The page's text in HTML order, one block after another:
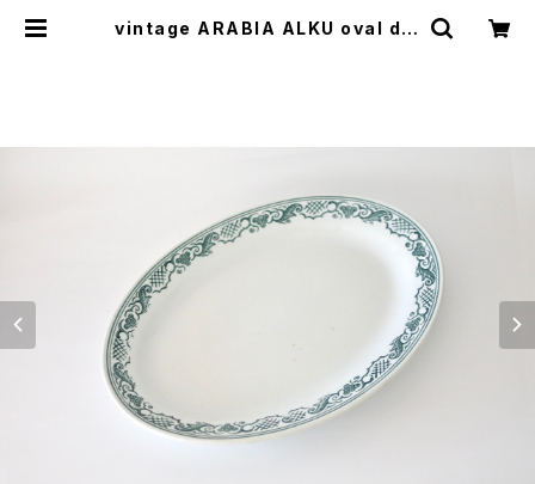
vintage ARABIA ALKU oval dis